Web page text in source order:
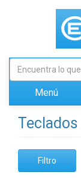
Menú
Teclados
Filtro